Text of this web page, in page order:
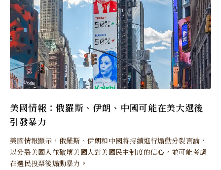
美國情報：俄羅斯、伊朗、中國可能在美大選後
引發暴力
美國情報顯示，俄羅斯、伊朗和中國將持續進行煽動分裂言論，
以分裂美國人並破壞美國人對美國民主制度的信心，並可能考慮
在選民投票後煽動暴力。